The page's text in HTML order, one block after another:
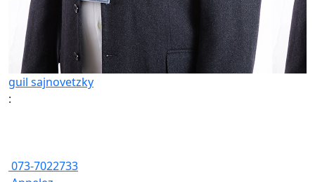
guil sajnovetzky
:
073-7022733